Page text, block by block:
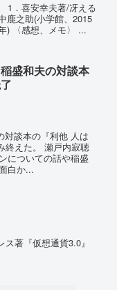
1．喜安幸夫著/冴える
鹿之助(小学館、2015
) 〈感想、メモ〉 ...
盛和夫の対談本
対談本の『利他 人は
終えた。 瀬戸内寂聴
についての話や稲盛
白か...
著『仮想通貨3.0』